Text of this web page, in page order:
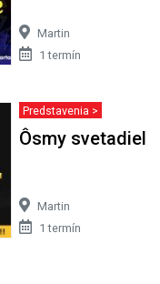
Martin
1 termín
Predstavenia >
Ôsmy svetadiel
Martin
1 termín